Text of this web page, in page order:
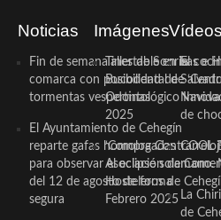
Noticias
Fin de semana inestable en la
comarca con posibilidad de
tormentas vespertinas
El Ayuntamiento de Cehegín
reparte gafas homologadas
para observar el eclipse solar
del 12 de agosto de forma
segura
Imágenes
Taller de Sonrisas e
Bucodental de
Odontológico
2025
‘Compra
Asociación de
Hosteleros de
Febrero 2025
Vídeos
El
de
COOL
mano.
La
de